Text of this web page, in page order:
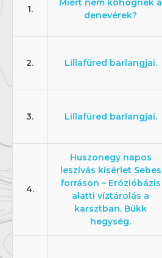
1.
Miért nem köhögnek a
denevérek?
2. Lillafüred barlangjai.
3. Lillafüred barlangjai.
4.
Huszonegy napos
leszívás kísérlet Sebes
forráson – Erózióbázis
alatti víztárolás a
karsztban, Bükk
hegység.